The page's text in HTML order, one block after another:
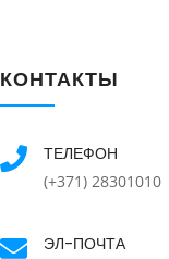
КОНТАКТЫ
ТЕЛЕФОН
(+371) 28301010
ЭЛ-ПОЧТА